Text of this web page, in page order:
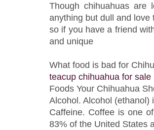
Though chihuahuas are
anything but dull and
so if you have a friend
and unique
What food is bad for
teacup chihuahua for sale
Foods Your Chihuahua
Alcohol. Alcohol (ethanol)
Caffeine. Coffee is one
83% of the United States